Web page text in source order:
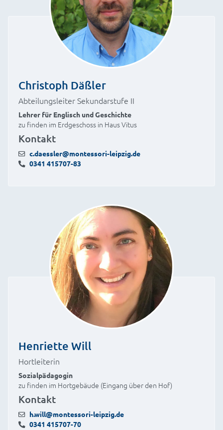
Christoph Däßler
Abteilungsleiter Sekundarstufe II
Lehrer für Englisch und Geschichte
zu finden im Erdgeschoss in Haus Vitus
Kontakt
c.daessler@montessori-leipzig.de
0341 415707-83
Henriette Will
Hortleiterin
Sozialpädagogin
zu finden im Hortgebäude (Eingang über den Hof)
Kontakt
h.will@montessori-leipzig.de
0341 415707-70